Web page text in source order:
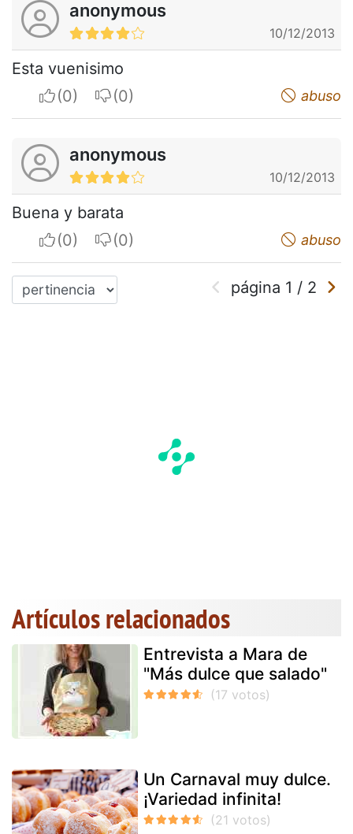
anonymous
10/12/2013
Esta vuenisimo
I apreciateI do not appreciate abuso
anonymous
10/12/2013
Buena y barata
I apreciateI do not appreciate abuso
página 1 / 2
Artículos relacionados
Entrevista a Mara de
"Más dulce que salado"
Un Carnaval muy dulce.
¡Variedad infinita!